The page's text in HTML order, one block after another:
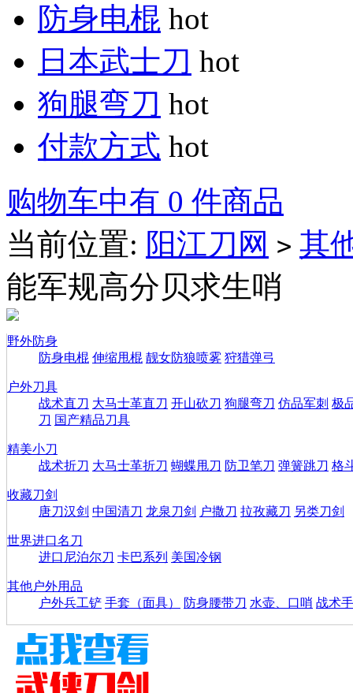
防身电棍 hot
日本武士刀 hot
狗腿弯刀 hot
付款方式 hot
购物车中有 0 件商品
当前位置: 阳江刀网 > 其
能军规高分贝求生哨
野外防身
防身电棍 伸缩甩棍 靓女防狼喷雾 狩猎弹弓
户外刀具
战术直刀 大马士革直刀 开山砍刀 狗腿弯刀 仿品军刺 极
刀 国产精品刀具
精美小刀
战术折刀 大马士革折刀 蝴蝶甩刀 防卫笔刀 弹簧跳刀 格
收藏刀剑
唐刀汉剑 中国清刀 龙泉刀剑 户撒刀 拉孜藏刀 另类刀剑
世界进口名刀
进口尼泊尔刀 卡巴系列 美国冷钢
其他户外用品
户外兵工铲 手套（面具） 防身腰带刀 水壶、口哨 战术